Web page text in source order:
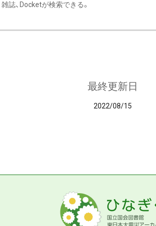
雑誌、Docketが検索できる。
最終更新日
2022/08/15